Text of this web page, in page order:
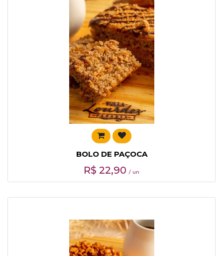
BOLO DE PAÇOCA
R$ 22,90 / un